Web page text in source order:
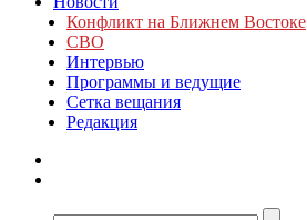
Конфликт на Ближнем Востоке
СВО
Интервью
Программы и ведущие
Сетка вещания
Редакция